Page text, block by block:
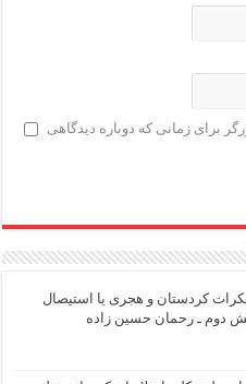
برای زمانی که دوباره دیدگاهی
کردستان و هجری یا استیصال
دوم ـ رحمان حسین زاده